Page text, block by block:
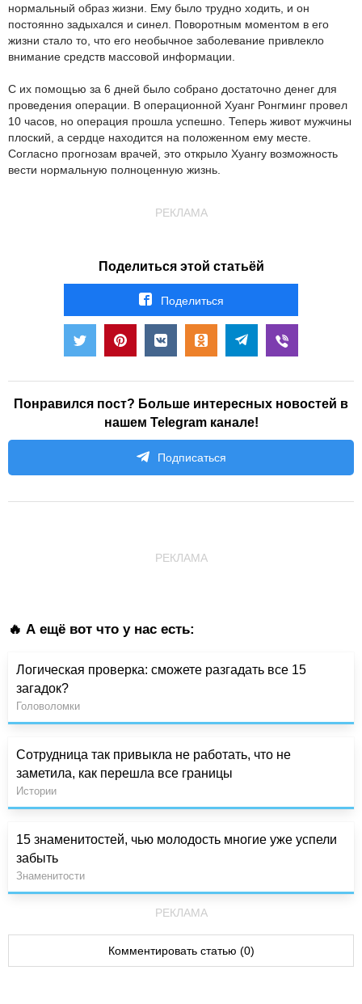
нормальный образ жизни. Ему было трудно ходить, и он
постоянно задыхался и синел. Поворотным моментом в его
жизни стало то, что его необычное заболевание привлекло
внимание средств массовой информации.
С их помощью за 6 дней было собрано достаточно денег для
проведения операции. В операционной Хуанг Ронгминг провел
10 часов, но операция прошла успешно. Теперь живот мужчины
плоский, а сердце находится на положенном ему месте.
Согласно прогнозам врачей, это открыло Хуангу возможность
вести нормальную полноценную жизнь.
РЕКЛАМА
Поделиться этой статьёй
Поделиться
Понравился пост? Больше интересных новостей в
нашем Telegram канале!
Подписаться
РЕКЛАМА
🔥 А ещё вот что у нас есть:
Логическая проверка: сможете разгадать все 15
загадок?
Головоломки
Сотрудница так привыкла не работать, что не
заметила, как перешла все границы
Истории
15 знаменитостей, чью молодость многие уже успели
забыть
Знаменитости
РЕКЛАМА
Комментировать статью (0)